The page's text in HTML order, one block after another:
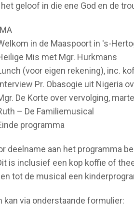
geloof in die ene God en de
in de Maaspoort in 's-
Mis met Mgr. Hurkmans
(voor eigen rekening), inc.
Pr. Obasogie uit Nigeria
De Korte over vervolging,
– De Familiemusical
programma
deelname aan het programma
is inclusief een kop koffie of
tot de musical een
kan via onderstaande formulier: